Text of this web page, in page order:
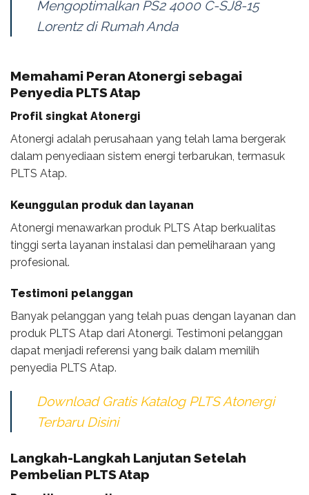
Mengoptimalkan PS2 4000 C-SJ8-15
Lorentz di Rumah Anda
Memahami Peran Atonergi sebagai
Penyedia PLTS Atap
Profil singkat Atonergi
Atonergi adalah perusahaan yang telah lama bergerak
dalam penyediaan sistem energi terbarukan, termasuk
PLTS Atap.
Keunggulan produk dan layanan
Atonergi menawarkan produk PLTS Atap berkualitas
tinggi serta layanan instalasi dan pemeliharaan yang
profesional.
Testimoni pelanggan
Banyak pelanggan yang telah puas dengan layanan dan
produk PLTS Atap dari Atonergi. Testimoni pelanggan
dapat menjadi referensi yang baik dalam memilih
penyedia PLTS Atap.
Download Gratis Katalog PLTS Atonergi
Terbaru Disini
Langkah-Langkah Lanjutan Setelah
Pembelian PLTS Atap